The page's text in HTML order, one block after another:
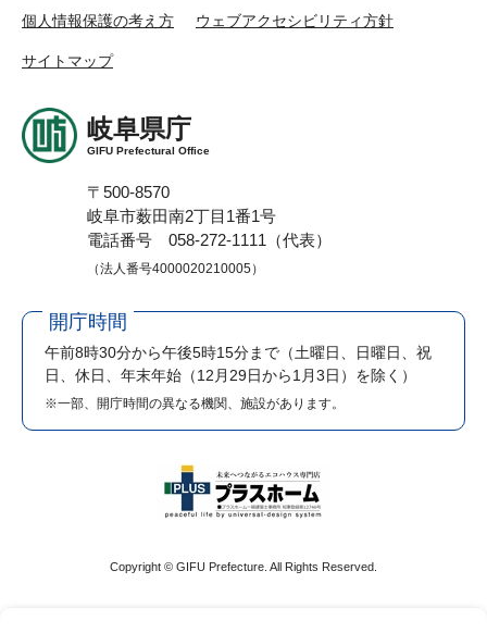
個人情報保護の考え方 ウェブアクセシビリティ方針
サイトマップ
岐阜県庁
GIFU Prefectural Office
〒500-8570
岐阜市薮田南2丁目1番1号
電話番号 058-272-1111（代表）
（法人番号4000020210005）
開庁時間
午前8時30分から午後5時15分まで （土曜日、日曜日、祝
日、休日、年末年始（12月29日から1月3日）を除く）
※一部、開庁時間の異なる機関、施設があります。
Copyright © GIFU Prefecture. All Rights Reserved.